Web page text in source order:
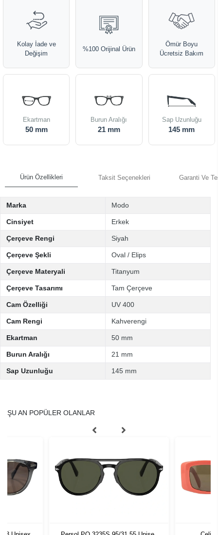
Kolay İade ve
Değişim
%100 Orijinal Ürün
Ömür Boyu
Ücretsiz Bakım
Ekartman
50 mm
Burun Aralığı
21 mm
Sap Uzunluğu
145 mm
Ürün Özellikleri Taksit Seçenekleri Garanti Ve
Marka Modo
Cinsiyet Erkek
Çerçeve Rengi Siyah
Çerçeve Şekli Oval / Elips
Çerçeve Materyali Titanyum
Çerçeve Tasarımı Tam Çerçeve
Cam Özelliği UV 400
Cam Rengi Kahverengi
Ekartman 50 mm
Burun Aralığı 21 mm
Sap Uzunluğu 145 mm
ŞU AN POPÜLER OLANLAR